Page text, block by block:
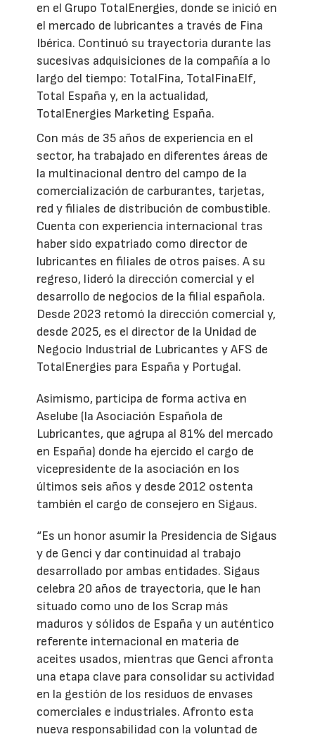
en el Grupo TotalEnergies, donde se inició en
el mercado de lubricantes a través de Fina
Ibérica. Continuó su trayectoria durante las
sucesivas adquisiciones de la compañía a lo
largo del tiempo: TotalFina, TotalFinaElf,
Total España y, en la actualidad,
TotalEnergies Marketing España.
Con más de 35 años de experiencia en el
sector, ha trabajado en diferentes áreas de
la multinacional dentro del campo de la
comercialización de carburantes, tarjetas,
red y filiales de distribución de combustible.
Cuenta con experiencia internacional tras
haber sido expatriado como director de
lubricantes en filiales de otros países. A su
regreso, lideró la dirección comercial y el
desarrollo de negocios de la filial española.
Desde 2023 retomó la dirección comercial y,
desde 2025, es el director de la Unidad de
Negocio Industrial de Lubricantes y AFS de
TotalEnergies para España y Portugal.
Asimismo, participa de forma activa en
Aselube (la Asociación Española de
Lubricantes, que agrupa al 81% del mercado
en España) donde ha ejercido el cargo de
vicepresidente de la asociación en los
últimos seis años y desde 2012 ostenta
también el cargo de consejero en Sigaus.
“Es un honor asumir la Presidencia de Sigaus
y de Genci y dar continuidad al trabajo
desarrollado por ambas entidades. Sigaus
celebra 20 años de trayectoria, que le han
situado como uno de los Scrap más
maduros y sólidos de España y un auténtico
referente internacional en materia de
aceites usados, mientras que Genci afronta
una etapa clave para consolidar su actividad
en la gestión de los residuos de envases
comerciales e industriales. Afronto esta
nueva responsabilidad con la voluntad de